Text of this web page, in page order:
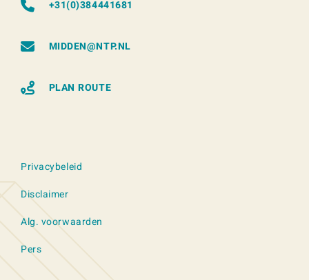
+31(0)384441681
MIDDEN@NTP.NL
PLAN ROUTE
Privacybeleid
Disclaimer
Alg. voorwaarden
Pers